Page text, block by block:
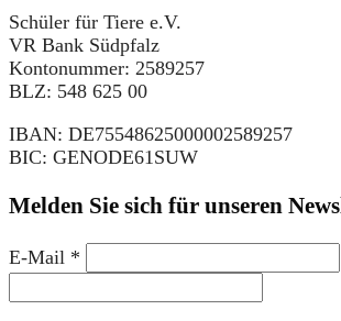
Schüler für Tiere e.V.
VR Bank Südpfalz
Kontonummer: 2589257
BLZ: 548 625 00
IBAN: DE75548625000002589257
BIC: GENODE61SUW
Melden Sie sich für unseren
E-Mail *